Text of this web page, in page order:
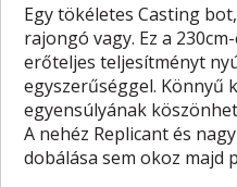
Egy tökéletes Casting
rajongó vagy. Ez a
erőteljes teljesítményt
egyszerűséggel. Könnyű
egyensúlyának
A nehéz Replicant és
dobálása sem okoz majd